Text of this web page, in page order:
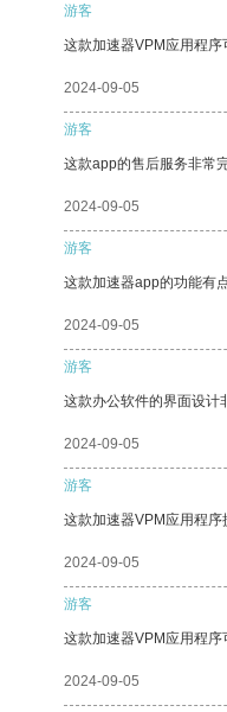
游客
这款加速器VPM应用程序
2024-09-05
游客
这款app的售后服务非常
2024-09-05
游客
这款加速器app的功能有
2024-09-05
游客
这款办公软件的界面设计
2024-09-05
游客
这款加速器VPM应用程序
2024-09-05
游客
这款加速器VPM应用程序
2024-09-05